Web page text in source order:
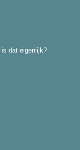
is dat eigenlijk?